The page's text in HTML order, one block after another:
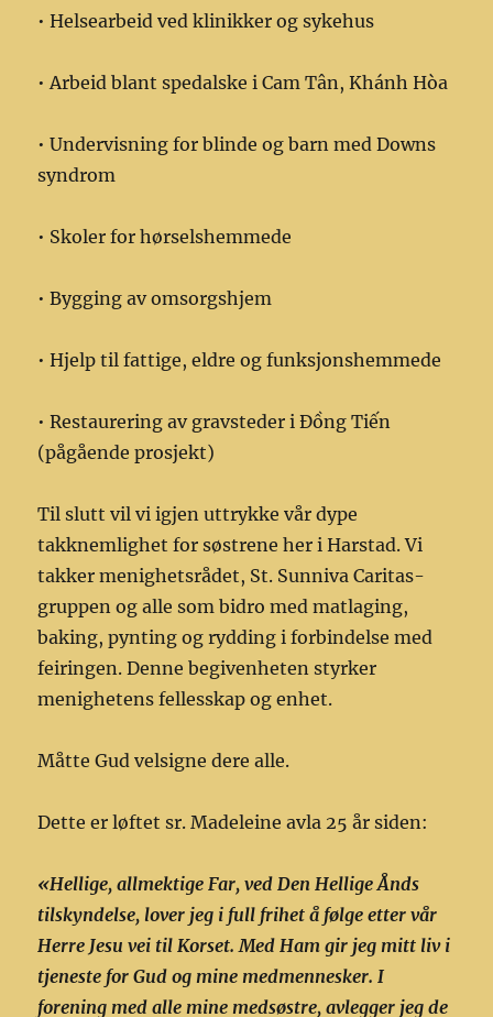
• Helsearbeid ved klinikker og sykehus
• Arbeid blant spedalske i Cam Tân, Khánh Hòa
• Undervisning for blinde og barn med Downs
syndrom
• Skoler for hørselshemmede
• Bygging av omsorgshjem
• Hjelp til fattige, eldre og funksjonshemmede
• Restaurering av gravsteder i Đồng Tiến
(pågående prosjekt)
Til slutt vil vi igjen uttrykke vår dype
takknemlighet for søstrene her i Harstad. Vi
takker menighetsrådet, St. Sunniva Caritas-
gruppen og alle som bidro med matlaging,
baking, pynting og rydding i forbindelse med
feiringen. Denne begivenheten styrker
menighetens fellesskap og enhet.
Måtte Gud velsigne dere alle.
Dette er løftet sr. Madeleine avla 25 år siden:
«Hellige, allmektige Far, ved Den Hellige Ånds
tilskyndelse, lover jeg i full frihet å følge etter vår
Herre Jesu vei til Korset. Med Ham gir jeg mitt liv i
tjeneste for Gud og mine medmennesker. I
forening med alle mine medsøstre, avlegger jeg de